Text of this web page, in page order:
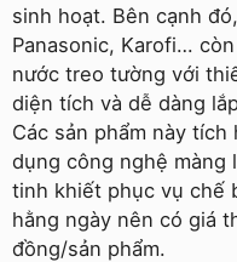
sinh hoạt. Bên cạnh
Panasonic, Karofi…
nước treo tường với
diện tích và dễ dàng
Các sản phẩm này
dụng công nghệ
tinh khiết phục vụ chế
hằng ngày nên có giá
đồng/sản phẩm.